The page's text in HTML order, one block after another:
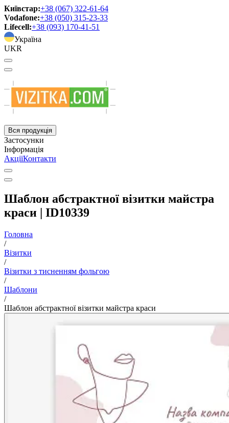
Київстар:+38 (067) 322-61-64
Vodafone:+38 (050) 315-23-33
Lifecell:+38 (093) 170-41-51
Україна
UKR
Вся продукція
Застосунки
Інформація
АкціїКонтакти
Шаблон абстрактної візитки майстра
краси | ID10339
Головна
/
Візитки
/
Візитки з тисненням фольгою
/
Шаблони
/
Шаблон абстрактної візитки майстра краси